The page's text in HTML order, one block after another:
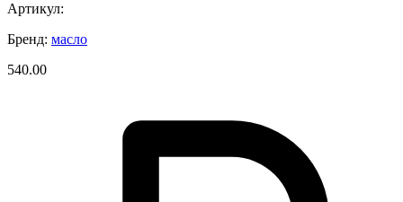
Артикул:
Бренд: масло
540.00